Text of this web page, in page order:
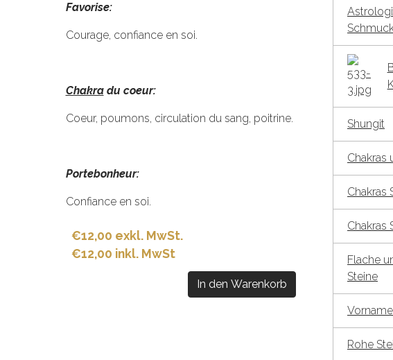
Favorise:
Courage, confiance en soi.
Chakradu coeur:
Coeur, poumons, circulation du sang, poitrine.
Portebonheur:
Confiance en soi.
€12,00 exkl. MwSt.
€12,00 inkl. MwSt
In den Warenkorb
Shungit
Chakras
Chakras
Chakras
Flache
Steine
Rohe